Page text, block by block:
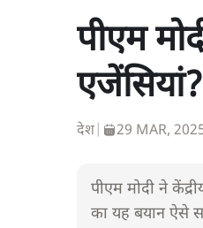
पीएम
एजेंसियां?
देश 29 MAR,
पीएम मोदी ने
का यह बयान ऐसे